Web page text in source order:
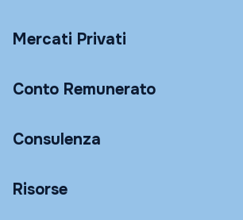
Mercati Privati
Conto Remunerato
Consulenza
Risorse